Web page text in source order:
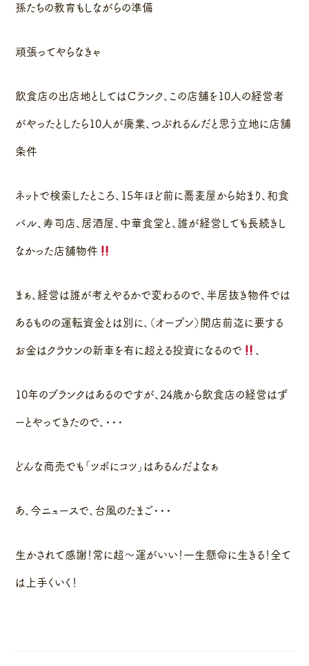
孫たちの教育もしながらの準備
頑張ってやらなきゃ
飲食店の出店地としてはＣランク、この店舗を10人の経営者
がやったとしたら10人が廃業、つぶれるんだと思う立地に店舗
条件
ネットで検索したところ、15年ほど前に蕎麦屋から始まり、和食
バル、寿司店、居酒屋、中華食堂と、誰が経営しても長続きし
なかった店舗物件
まぁ、経営は誰が考えやるかで変わるので、半居抜き物件では
あるものの運転資金とは別に、（オープン）開店前迄に要する
お金はクラウンの新車を有に超える投資になるので
、
10年のブランクはあるのですが、24歳から飲食店の経営はず
ーとやってきたので、・・・
どんな商売でも「ツボにコツ」はあるんだよなぁ
あ、今ニュースで、台風のたまご・・・
生かされて感謝！常に超〜運がいい！一生懸命に生きる！全て
は上手くいく！